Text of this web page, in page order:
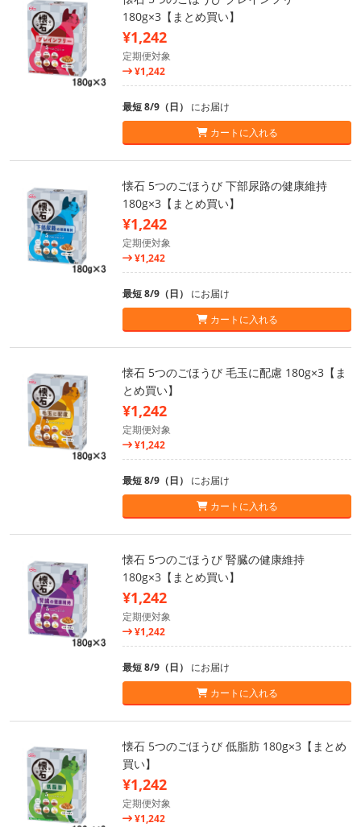
180g×3【まとめ買い】
¥1,242
定期便対象
¥1,242
最短 8/9（日） にお届け
カートに入れる
懐石 5つのごほうび 下部尿路の健康維持
180g×3【まとめ買い】
¥1,242
定期便対象
¥1,242
最短 8/9（日） にお届け
カートに入れる
懐石 5つのごほうび 毛玉に配慮 180g×3【ま
とめ買い】
¥1,242
定期便対象
¥1,242
最短 8/9（日） にお届け
カートに入れる
懐石 5つのごほうび 腎臓の健康維持
180g×3【まとめ買い】
¥1,242
定期便対象
¥1,242
最短 8/9（日） にお届け
カートに入れる
懐石 5つのごほうび 低脂肪 180g×3【まとめ
買い】
¥1,242
定期便対象
¥1,242